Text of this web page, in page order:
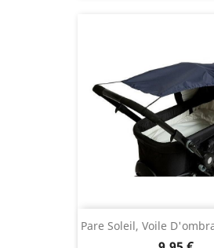
Pare Soleil, Voile